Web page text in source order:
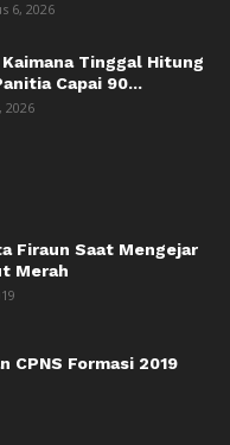
6, 2026
Tinggal Hitung
Capai 90...
2026
Firaun Saat Mengejar
Merah
CPNS Formasi 2019